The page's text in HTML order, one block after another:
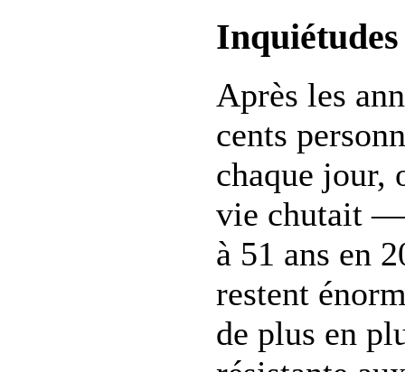
Après les
cents
chaque jour,
vie chutait —
à 51 ans en
restent
de plus en